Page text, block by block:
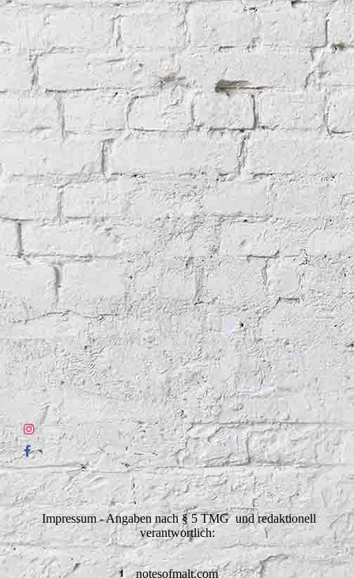
Impressum - Angaben nach § 5 TMG und redaktionell
verantwortlich:
notesofmalt.com